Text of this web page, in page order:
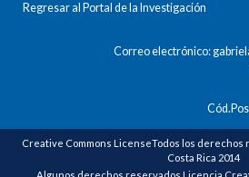
Regresar al Portal de la Investigación
Correo electrónico:
Creative Commons LicenseTodos los
Costa Rica 2014